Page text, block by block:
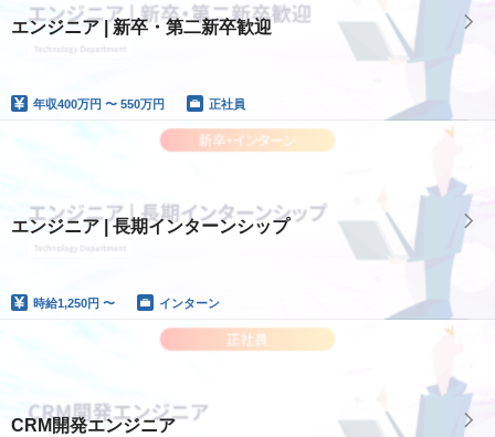
エンジニア | 新卒・第二新卒歓迎
年収400万円 〜 550万円 正社員
エンジニア | 長期インターンシップ
時給1,250円 〜 インターン
CRM開発エンジニア